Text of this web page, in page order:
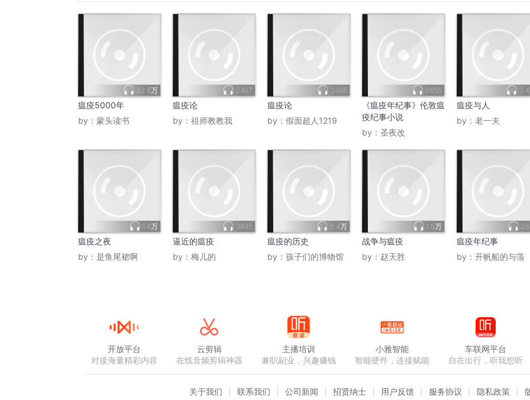
82.8万
瘟疫5000年
by： 蒙头读书
2467
瘟疫论
by： 祖师教教我
2485
瘟疫论
by： 假面超人1219
6655
《瘟疫年纪事》伦敦瘟
疫纪事小说
by： 圣夜改
瘟疫与人
by： 老一夫
1.6万
瘟疫之夜
by： 是鱼尾裙啊
3845
逼近的瘟疫
by： 梅儿的
5.4万
瘟疫的历史
by： 孩子们的博物馆
1.5万
战争与瘟疫
by： 赵天胜
瘟疫年纪事
by： 开帆船的与蒗
开放平台
对接海量精彩内容
云剪辑
在线音频剪辑神器
主播培训
兼职副业，兴趣赚钱
小雅智能
智能硬件，连接赋能
车联网平台
自在出行，听我想听
关于我们 联系我们 公司新闻 招贤纳士 用户反馈 服务协议 隐私政策